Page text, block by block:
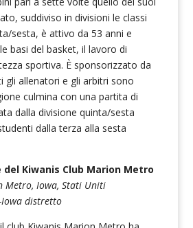
suddiviso in divisioni le classi
sesta, è attivo da 53 anni e
basi del basket, il lavoro di
sportiva. È sponsorizzato da
gli allenatori e gli arbitri sono
culmina con una partita di
dalla divisione quinta/sesta
dalla terza alla sesta
del Kiwanis Club Marion Metro
Metro, Iowa, Stati Uniti
distretto